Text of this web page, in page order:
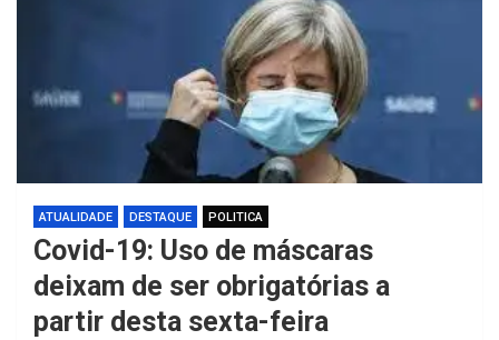
ATUALIDADE DESTAQUE POLITICA
Covid-19: Uso de máscaras
deixam de ser obrigatórias a
partir desta sexta-feira